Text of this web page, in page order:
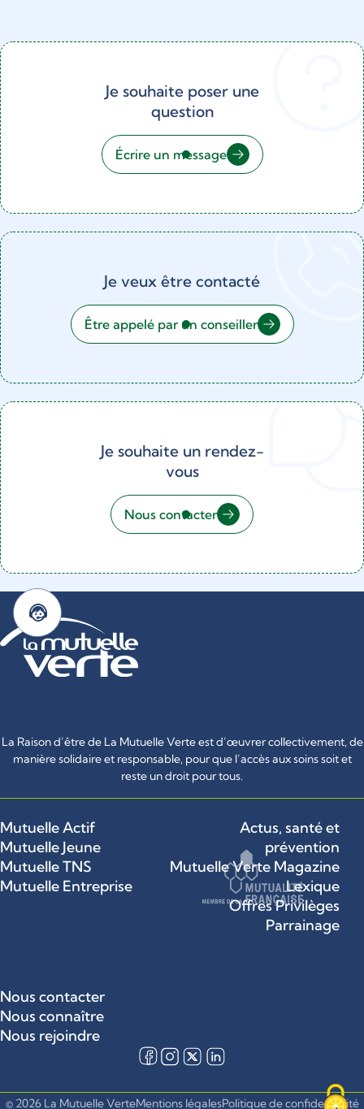
Je souhaite poser une
question
Écrire un message
Je veux être contacté
Être appelé par un conseiller
Je souhaite un rendez-
vous
Nous contacter
La Raison d’être de La Mutuelle Verte est d’œuvrer collectivement, de
manière solidaire et responsable, pour que l’accès aux soins soit et
reste un droit pour tous.
Mutuelle Actif
Mutuelle Jeune
Mutuelle TNS
Mutuelle Entreprise
Actus, santé et
prévention
Mutuelle Verte Magazine
Lexique
Offres Privilèges
Parrainage
Nous contacter
Nous connaître
Nous rejoindre
© 2026 La Mutuelle VerteMentions légalesPolitique de confidentialité